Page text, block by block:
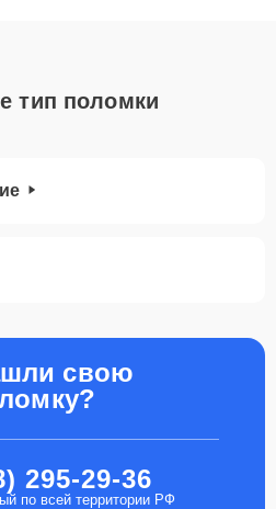
тип поломки
свою
295-29-36
по всей территории РФ